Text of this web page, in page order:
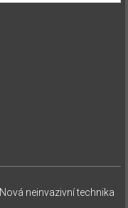
Nová neinvazivní technika